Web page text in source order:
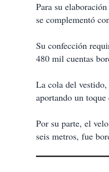
Para su
se complementó
Su confección
480 mil cuentas
La cola del
aportando un
Por su parte, el
seis metros, fue